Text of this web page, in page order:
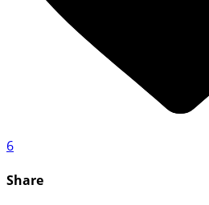
6
Share